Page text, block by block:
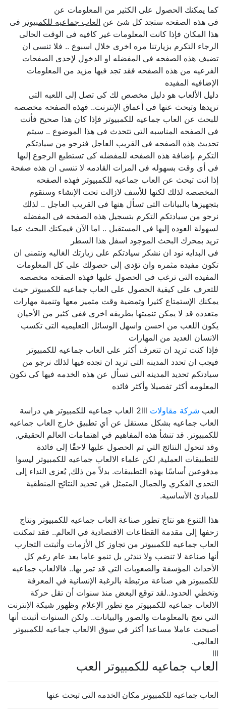
كما يمكنك الحصول على الكثير من المعلومات عن
فى هذه الصفحه ستجد كل شئ عنالعاب جماعيه للكمبيوترفى
هذا المكان فإذا كانت المعلومات غير كافيه فى الوقت الحالى
الرجاء التكرم بزيارتنا مره اخرى خلال اسبوع .. فلا تنسى ان
تضيف هذه الصفحه فى المفضله او الدخول لإحدى الصفحات
الفرعيه من هذه الصفحه فقد تجد فيها مزيد من المعلومات
الإضافيه المفيده
دليل الألعاب هو دليل مخصص لك كى تصل إلى اللعبه التى
تريدها وتبحث عنها فى أعماق الإنترنت.. فهذه الصفحه مخصصه
للبحث عن العاب جماعيه للكمبيوتر فإذا كان هذا صحيح فأنت
فى الصفحه المناسبه التى تتحدث فى هذا الموضوع .. سيتم
تحديث هذه الصفحه فى القريب العاجل فنرجو من سيادتكم
التكرم بإضافة هذه الصفحه للمفضله كى تستطيع الرجوع إليها
فى أى وقت بسهوله فى المرات القادمه لا تنسى ان هذه صفحة
إذا انت تبحث عن العاب جماعيه للكمبيوتر فهذه الصفحه
المخصصه لذلك لكنها للأسف لازالت تحت الإنشاء وسنقوم
بتجهيزها بالبيانات التى تسأل هنها فى القريب العاجل .. لذلك
نرجو من سيادتكم التكرم بتسجيل هذه الصفحه فى المفضله
لسهولة العوده إليها فى المستقبل .. اما الآن فيمكنك البحث عما
تريد بمحرك البحث الموجود اسفل هذا السطر
فى البدايه نود ان نشكر سيادتكم على زيارتك الغاليه ونتمنى ان
تكون مفيده مثمره وان تؤدى إلى حصولك على كل المعلومات
المفيده التى ترغب فى الحصول عليها فهذه الصفحه مخصصه
للتعرف على كيفية الحصول على العاب جماعيه للكمبيوتر حيث
يمكنك الإستمتاع كثيرا وتمضية وقت متميز معها وتنمية مهارات
متعدده قد لا يمكن تنميتها بطريقه اخرى ففى كثير من الأحيان
يكون اللعب من احسن واسهل الوسائل التعليميه التى تكسب
الانسان العديد من المهارات
فإذا كنت تريد ان تتعرف أكثر على العاب جماعيه للكمبيوتر
فيجب ان تحدد المدينه التى تريد ان تجده فيها لذلك نرجو من
سيادتكم تحديد المدينه التى تسأل عن هذه الخدمه فيها كى تكون
المعلومه أكثر تفصيلا وأكثر فائده
العبشركة مقاولات
2lll العاب جماعيه للكمبيوتر هي دراسة
العاب جماعيه بشكل مستقل عن أي تطبيق خارج العاب جماعيه
للكمبيوتر. قد تنشأ هذه المفاهيم في اهتمامات العالم الحقيقي,
وقد تتحول النتائج التي تم الحصول عليها لاحقًا إلى فائدة
للتطبيقات العملية, لكن علماء الالعاب جماعيه للكمبيوتر ليسوا
مدفوعين أساسًا بهذه التطبيقات. بدلاً من ذلك, يُعزى النداء إلى
التحدي الفكري والجمال المتمثل في تحديد النتائج المنطقية
للمبادئ الأساسية.
هذا التنوع هو نتاج تطور صناعة العاب جماعيه للكمبيوتر ونتاج
زحفها إلى مقدمة القطاعات الاقتصادية في العالم.. فقد تمكنت
العاب جماعيه للكمبيوتر من تجاوز كل الأزمات وأثبتت التجارب
أنها صناعة لا تنضب ولا تندثر, بل تنمو عاما بعد عام رغم كل
الأحداث المؤسفة والصعوبات التي قد تمر بها.. فالالعاب جماعيه
للكمبيوتر هي صناعة مرتبطة بالرغبة الإنسانية في المعرفة
وتخطي الحدود..لقد توقع البعض منذ سنوات أن تقل حركة
الالعاب جماعيه للكمبيوتر مع تطور الإعلام وظهور شبكة الإنترنت
التي تعج بالمعلومات والصور والبيانات.. ولكن السنوات أثبتت أنها
أصبحت عاملا مساعدا أكثر في سوق الالعاب جماعيه للكمبيوتر
العالمي.
العاب جماعيه للكمبيوتر العب
العاب جماعيه للكمبيوتر مكان الخدمه التى تبحث عنها